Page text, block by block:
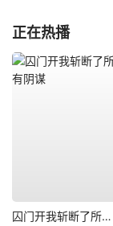
正在热播
囚门开我斩断了所有阴谋